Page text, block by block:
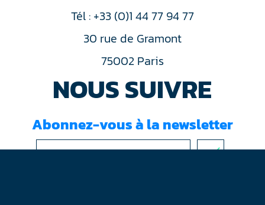
Tél : +33 (0)1 44 77 94 77
30 rue de Gramont
75002 Paris
NOUS SUIVRE
Abonnez-vous à la newsletter